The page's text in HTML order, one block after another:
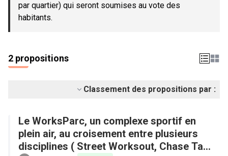
par quartier) qui seront soumises au vote des
habitants.
2 propositions
Classement des propositions par :
Le WorksParc, un complexe sportif en
plein air, au croisement entre plusieurs
disciplines ( Street Worksout, Chase Tag,